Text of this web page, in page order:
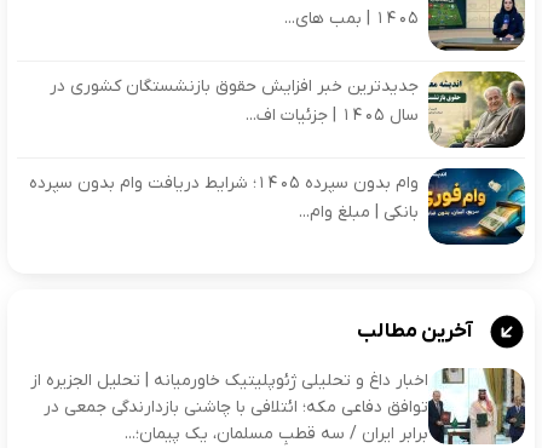
1405 | بمب های...
جدیدترین خبر افزایش حقوق بازنشستگان کشوری در
سال ۱۴۰۵ | جزئیات اف...
وام بدون سپرده ۱۴۰۵؛ شرایط دریافت وام بدون سپرده
بانکی | مبلغ وام...
آخرین مطالب
اخبار داغ و تحلیلی ژئوپلیتیک خاورمیانه | تحلیل الجزیره از
توافق دفاعی مکه؛ ائتلافی با چاشنی بازدارندگی جمعی در
برابر ایران / سه قطبِ مسلمان، یک پیمان؛...